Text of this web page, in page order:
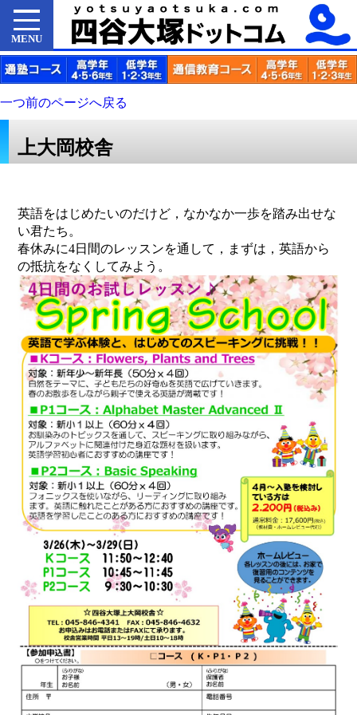
MENU
一つ前のページへ戻る
上大岡校舎
英語をはじめたいのだけど，なかなか一歩を踏み出せな
い君たち。
春休みに4日間のレッスンを通して，まずは，英語から
の抵抗をなくしてみよう。